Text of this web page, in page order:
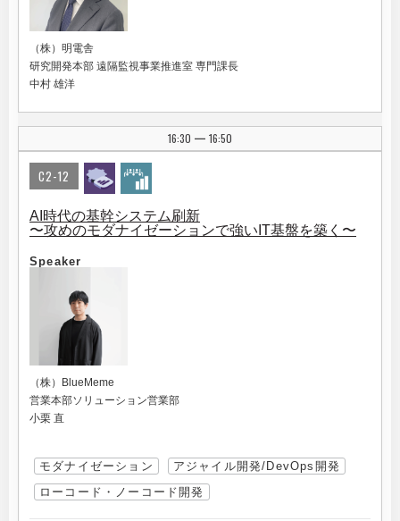
（株）明電舎
研究開発本部 遠隔監視事業推進室 専門課長
中村 雄洋
16:30 | 16:50
C2-12
AI時代の基幹システム刷新
〜攻めのモダナイゼーションで強いIT基盤を築く〜
Speaker
（株）BlueMeme
営業本部ソリューション営業部
小栗 直
モダナイゼーション
アジャイル開発/DevOps開発
ローコード・ノーコード開発